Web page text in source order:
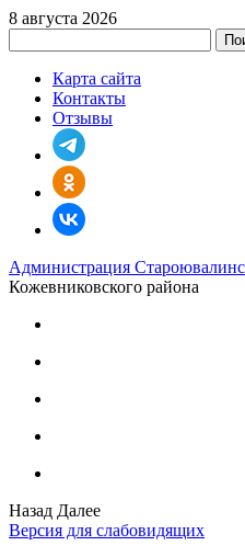
8 августа 2026
Карта сайта
Контакты
Отзывы
Администрация
Кожевниковского района
Назад Далее
Версия для слабовидящих